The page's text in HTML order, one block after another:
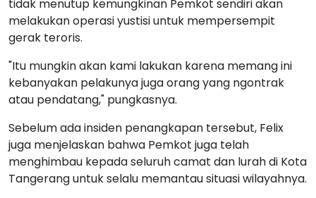
tidak menutup kemungkinan Pemkot sendiri akan
melakukan operasi yustisi untuk mempersempit
gerak teroris.
"Itu mungkin akan kami lakukan karena memang ini
kebanyakan pelakunya juga orang yang ngontrak
atau pendatang," pungkasnya.
Sebelum ada insiden penangkapan tersebut, Felix
juga menjelaskan bahwa Pemkot juga telah
menghimbau kepada seluruh camat dan lurah di Kota
Tangerang untuk selalu memantau situasi wilayahnya.